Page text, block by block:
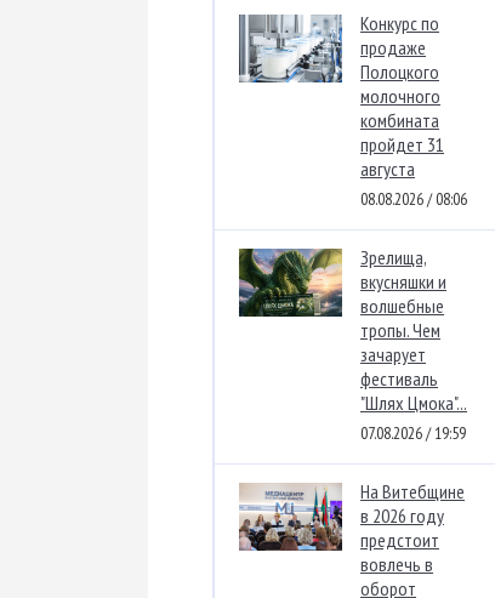
Конкурс по
продаже
Полоцкого
молочного
комбината
пройдет 31
августа
08.08.2026 / 08:06
Зрелища,
вкусняшки и
волшебные
тропы. Чем
зачарует
фестиваль
"Шлях Цмока"...
07.08.2026 / 19:59
На Витебщине
в 2026 году
предстоит
вовлечь в
оборот